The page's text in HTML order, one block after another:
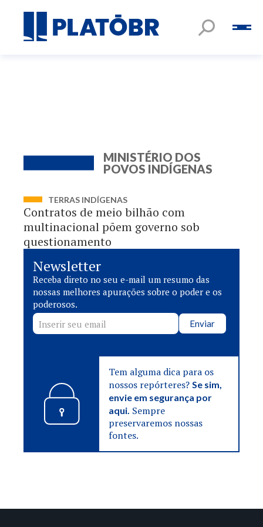
MINISTÉRIO DOS
POVOS INDÍGENAS
TERRAS INDÍGENAS
Contratos de meio bilhão com
multinacional põem governo sob
questionamento
Newsletter
Receba direto no seu e-mail um resumo das
nossas melhores apurações sobre o poder e os
poderosos.
Enviar
Tem alguma dica para os
nossos repórteres?Se sim,
envie em segurança por
aqui. Sempre
preservaremos nossas
fontes.